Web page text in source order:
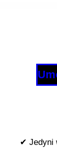
✔ Jedyni